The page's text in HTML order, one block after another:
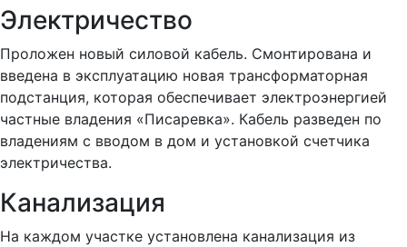
Электричество
Проложен новый силовой кабель. Смонтирована и
введена в эксплуатацию новая трансформаторная
подстанция, которая обеспечивает электроэнергией
частные владения «Писаревка». Кабель разведен по
владениям с вводом в дом и установкой счетчика
электричества.
Канализация
На каждом участке установлена канализация из